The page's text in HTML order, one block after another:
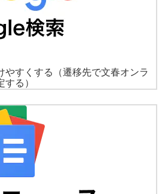
やすくする
（遷移先で文春オンラ
る）